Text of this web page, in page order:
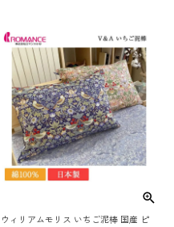
ウィリアムモリス いちご泥棒 国産 ピ